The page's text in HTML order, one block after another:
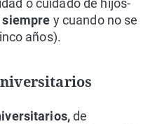
o cuidado de hijos-
y cuando no se
años).
de